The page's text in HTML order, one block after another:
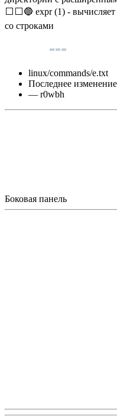
⬜⬜🔵 expr (1) -
со строками
linux/commands/e.txt
Последнее
— r0wbh
Боковая панель